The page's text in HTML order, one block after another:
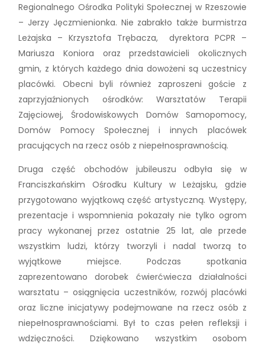
Regionalnego Ośrodka Polityki Społecznej w Rzeszowie
– Jerzy Jęczmienionka. Nie zabrakło także burmistrza
Leżajska – Krzysztofa Trębacza, dyrektora PCPR –
Mariusza Koniora oraz przedstawicieli okolicznych
gmin, z których każdego dnia dowożeni są uczestnicy
placówki. Obecni byli również zaproszeni goście z
zaprzyjaźnionych ośrodków: Warsztatów Terapii
Zajęciowej, Środowiskowych Domów Samopomocy,
Domów Pomocy Społecznej i innych placówek
pracujących na rzecz osób z niepełnosprawnością.
Druga część obchodów jubileuszu odbyła się w
Franciszkańskim Ośrodku Kultury w Leżajsku, gdzie
przygotowano wyjątkową część artystyczną. Występy,
prezentacje i wspomnienia pokazały nie tylko ogrom
pracy wykonanej przez ostatnie 25 lat, ale przede
wszystkim ludzi, którzy tworzyli i nadal tworzą to
wyjątkowe miejsce. Podczas spotkania
zaprezentowano dorobek ćwierćwiecza działalności
warsztatu – osiągnięcia uczestników, rozwój placówki
oraz liczne inicjatywy podejmowane na rzecz osób z
niepełnosprawnościami. Był to czas pełen refleksji i
wdzięczności. Dziękowano wszystkim osobom